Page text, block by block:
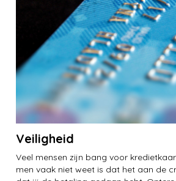
Veiligheid
Veel mensen zijn bang voor
men vaak niet weet is dat het aan de